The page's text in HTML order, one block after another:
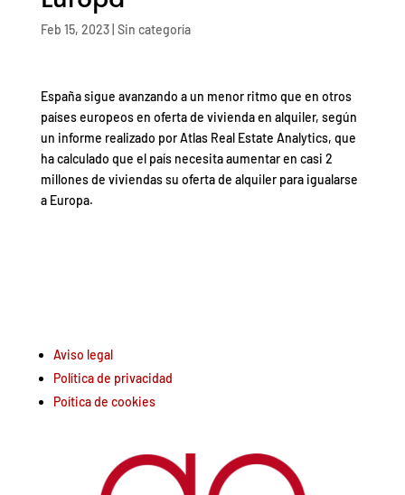
Feb 15, 2023| Sin categoría
España sigue avanzando a un menor ritmo que en otros
países europeos en oferta de vivienda en alquiler, según
un informe realizado por Atlas Real Estate Analytics, que
ha calculado que el país necesita aumentar en casi 2
millones de viviendas su oferta de alquiler para igualarse
a Europa.
Aviso legal
Política de privacidad
Poítica de cookies